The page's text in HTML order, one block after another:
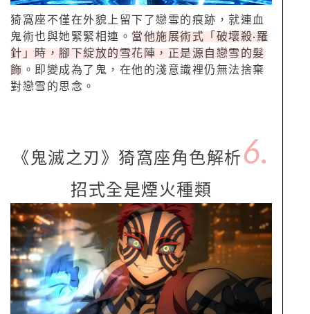
猗窩座不僅在外貌上留下了戀雪的痕跡，就連血
鬼術也與她緊緊相連。 當他施展術式「破壞殺·羅
針」時，腳下綻放的雪花陣，正是源自戀雪的髮
飾 。即變成為了鬼，在他的淺意識裡仍無法捨棄
對戀雪的思念。
《鬼滅之刃》猗窩座角色解析 6.
招式全是煙火種類